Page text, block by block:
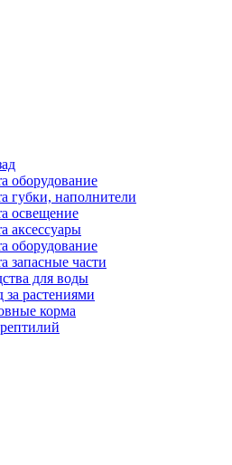
оборудование
губки, наполнители
освещение
аксессуары
оборудование
запасные части
для воды
за растениями
корма